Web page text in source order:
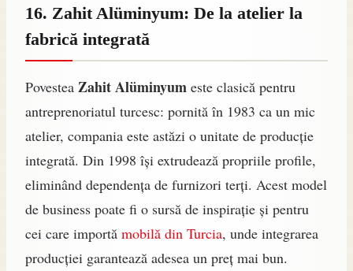
16. Zahit Alüminyum: De la atelier la
fabrică integrată
Povestea Zahit Alüminyum este clasică pentru
antreprenoriatul turcesc: pornită în 1983 ca un mic
atelier, compania este astăzi o unitate de producție
integrată. Din 1998 își extrudează propriile profile,
eliminând dependența de furnizori terți. Acest model
de business poate fi o sursă de inspirație și pentru
cei care importă mobilă din Turcia, unde integrarea
producției garantează adesea un preț mai bun.